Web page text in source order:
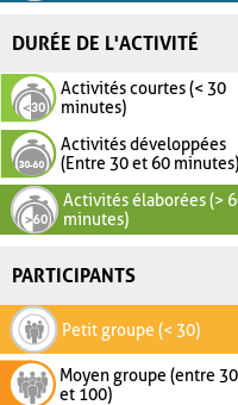
DURÉE DE L'ACTIVITÉ
Activités courtes (< 30
minutes)
Activités développées
(Entre 30 et 60 minutes)
Activités élaborées (>
minutes)
PARTICIPANTS
Petit groupe (< 30)
Moyen groupe (entre 30
et 100)